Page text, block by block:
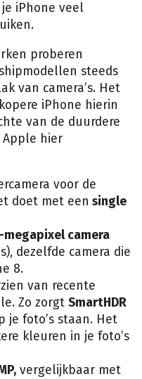
iPhone veel
proberen
steeds
van camera’s. Het
iPhone hierin
van de duurdere
Apple hier
voor de
doet met een single
megapixel camera
dezelfde camera die
8.
van recente
Zo zorgt SmartHDR
je foto’s staan. Het
kleuren in je foto’s
vergelijkbaar met